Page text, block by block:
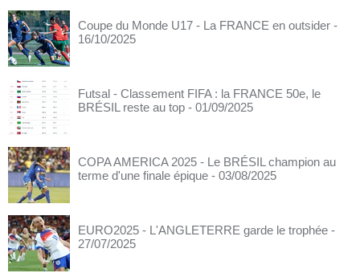
Coupe du Monde U17 - La FRANCE en outsider -
16/10/2025
Futsal - Classement FIFA : la FRANCE 50e, le
BRÉSIL reste au top - 01/09/2025
COPA AMERICA 2025 - Le BRÉSIL champion au
terme d'une finale épique - 03/08/2025
EURO2025 - L'ANGLETERRE garde le trophée -
27/07/2025